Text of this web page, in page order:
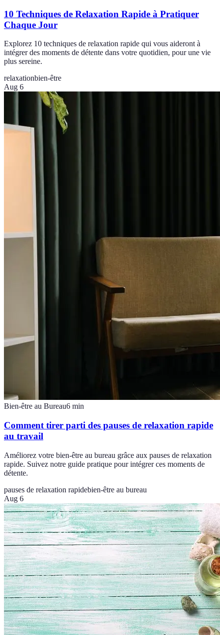
10 Techniques de Relaxation Rapide à Pratiquer
Chaque Jour
Explorez 10 techniques de relaxation rapide qui vous aideront à
intégrer des moments de détente dans votre quotidien, pour une vie
plus sereine.
relaxationbien-être
Aug 6
Bien-être au Bureau6 min
Comment tirer parti des pauses de relaxation rapide
au travail
Améliorez votre bien-être au bureau grâce aux pauses de relaxation
rapide. Suivez notre guide pratique pour intégrer ces moments de
détente.
pauses de relaxation rapidebien-être au bureau
Aug 6